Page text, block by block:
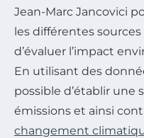
Jean-Marc Jancovici
les différentes
d’évaluer l’impact
En utilisant des
possible d’établir une
émissions et ainsi
changement